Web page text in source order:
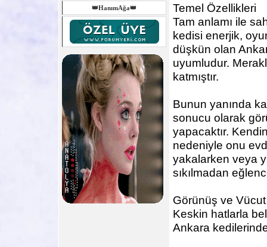
👑HanımAğa👑
Temel Özellikleri
Tam anlamı ile
kedisi enerjik,
düşkün olan
uyumludur.
katmıştır.
Bunun yanında
sonucu olarak
yapacaktır.
nedeniyle onu
yakalarken veya
sıkılmadan
Görünüş ve Vücut
Keskin hatlarla
Ankara